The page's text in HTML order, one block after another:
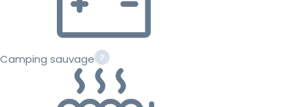
Camping sauvage